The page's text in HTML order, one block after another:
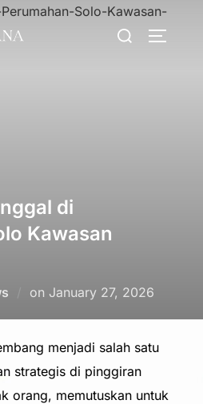
Search
di
Kawasan
on Posted
January 27, 2026
menjadi salah satu
strategis di pinggiran
orang, memutuskan untuk